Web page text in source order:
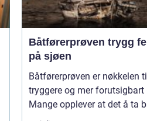
Båtførerprøven trygg ferdsel
på sjøen
Båtførerprøven er nøkkelen
tryggere og mer forutsigbart
Mange opplever at det å ta